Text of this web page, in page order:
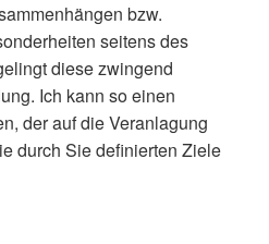
bzw.
seitens des
diese zwingend
Ich kann so einen
der auf die Veranlagung
durch Sie definierten Ziele